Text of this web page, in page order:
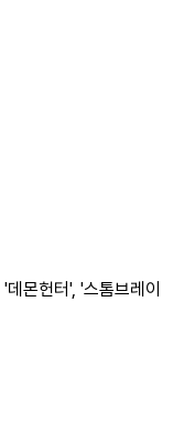
몬헌터', '스톰브레이